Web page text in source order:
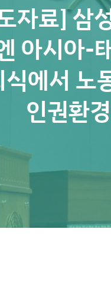
자료] 삼
아시아-
식에서 노
인권환